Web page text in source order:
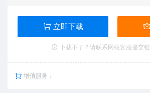
立即下载
下载不了？请联系网站客服提交链
增值服务：